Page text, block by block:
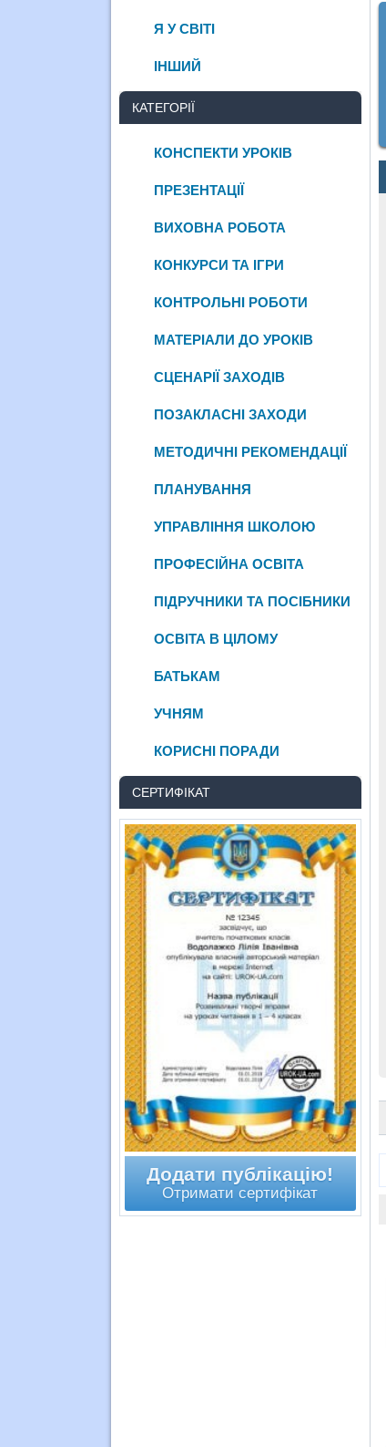
Я У СВІТІ
ІНШИЙ
КАТЕГОРІЇ
КОНСПЕКТИ УРОКІВ
ПРЕЗЕНТАЦІЇ
ВИХОВНА РОБОТА
КОНКУРСИ ТА ІГРИ
КОНТРОЛЬНІ РОБОТИ
МАТЕРІАЛИ ДО УРОКІВ
СЦЕНАРІЇ ЗАХОДІВ
ПОЗАКЛАСНІ ЗАХОДИ
МЕТОДИЧНІ РЕКОМЕНДАЦІЇ
ПЛАНУВАННЯ
УПРАВЛІННЯ ШКОЛОЮ
ПРОФЕСІЙНА ОСВІТА
ПІДРУЧНИКИ ТА ПОСІБНИКИ
ОСВІТА В ЦІЛОМУ
БАТЬКАМ
УЧНЯМ
КОРИСНІ ПОРАДИ
СЕРТИФІКАТ
Додати публікацію!
Отримати сертифікат